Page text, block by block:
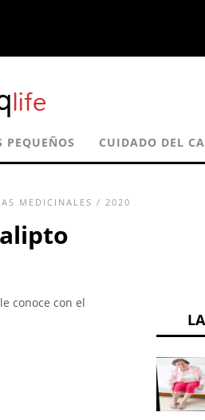
PEQUEÑOS CUIDADO DEL
MEDICINALES / 2020
conoce con el